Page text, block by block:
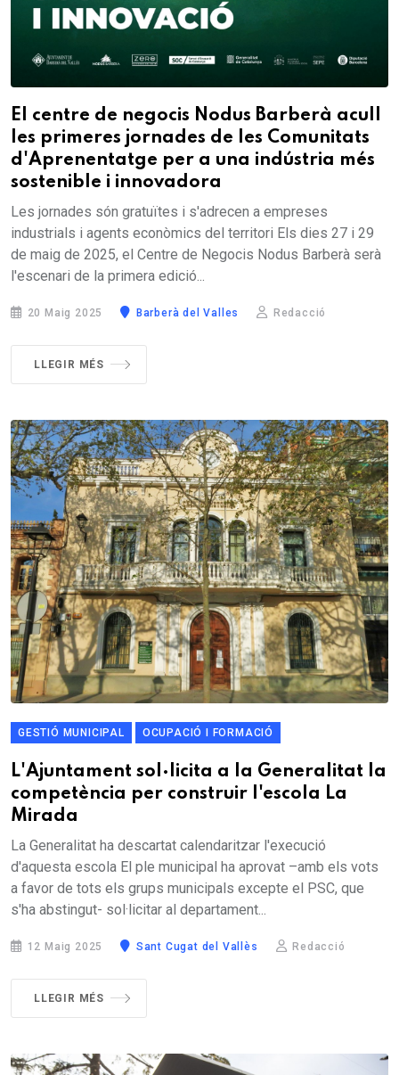
El centre de negocis Nodus Barberà acull
les primeres jornades de les Comunitats
d'Aprenentatge per a una indústria més
sostenible i innovadora
Les jornades són gratuïtes i s'adrecen a empreses
industrials i agents econòmics del territori Els dies 27 i 29
de maig de 2025, el Centre de Negocis Nodus Barberà serà
l'escenari de la primera edició...
20 Maig 2025 Barberà del Valles Redacció
LLEGIR MÉS
GESTIÓ MUNICIPAL OCUPACIÓ I FORMACIÓ
L'Ajuntament sol·licita a la Generalitat la
competència per construir l'escola La
Mirada
La Generalitat ha descartat calendaritzar l'execució
d'aquesta escola El ple municipal ha aprovat –amb els vots
a favor de tots els grups municipals excepte el PSC, que
s'ha abstingut- sol·licitar al departament...
12 Maig 2025 Sant Cugat del Vallès Redacció
LLEGIR MÉS